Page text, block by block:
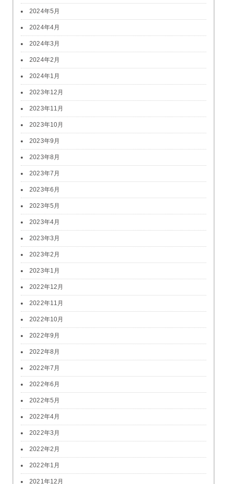
2024年5月
2024年4月
2024年3月
2024年2月
2024年1月
2023年12月
2023年11月
2023年10月
2023年9月
2023年8月
2023年7月
2023年6月
2023年5月
2023年4月
2023年3月
2023年2月
2023年1月
2022年12月
2022年11月
2022年10月
2022年9月
2022年8月
2022年7月
2022年6月
2022年5月
2022年4月
2022年3月
2022年2月
2022年1月
2021年12月